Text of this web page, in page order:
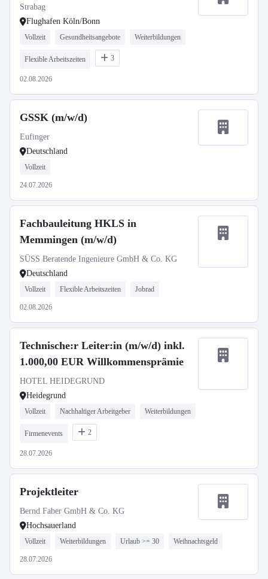
Strabag
Flughafen Köln/Bonn
Vollzeit Gesundheitsangebote Weiterbildungen
Flexible Arbeitszeiten 3
02.08.2026
GSSK (m/w/d)
Eufinger
Deutschland
Vollzeit
24.07.2026
Fachbauleitung HKLS in
Memmingen (m/w/d)
SÜSS Beratende Ingenieure GmbH & Co. KG
Deutschland
Vollzeit Flexible Arbeitszeiten Jobrad
02.08.2026
Technische:r Leiter:in (m/w/d) inkl.
1.000,00 EUR Willkommensprämie
HOTEL HEIDEGRUND
Heidegrund
Vollzeit Nachhaltiger Arbeitgeber Weiterbildungen
Firmenevents 2
28.07.2026
Projektleiter
Bernd Faber GmbH & Co. KG
Hochsauerland
Vollzeit Weiterbildungen Urlaub >= 30 Weihnachtsgeld
28.07.2026